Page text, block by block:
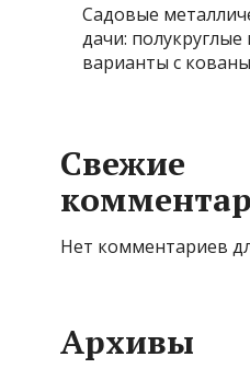
Садовые
дачи: полукруглые
варианты с
Свежие
Нет комментариев
Архивы